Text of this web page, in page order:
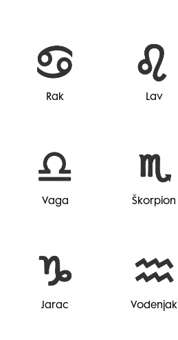
Rak Lav
Vaga Škorpion
Jarac Vodenjak